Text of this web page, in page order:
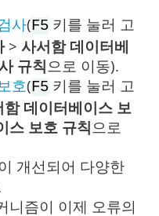
사(F5 키를 눌러 고
> 사서함 데이터베
규칙으로 이동).
호(F5 키를 눌러 고
함 데이터베이스 보
스 보호 규칙으로
개선되어 다양한
니즘이 이제 오류의